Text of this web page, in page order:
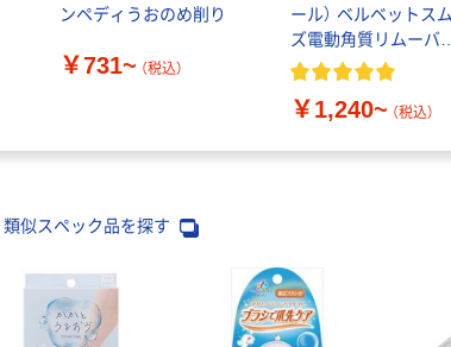
ンペディうおのめ削り
￥731~ （税込）
ール） ベルベットス
ズ電動角質リムーバー
ショールズウェルネス
￥1,240~ （税込）
類似スペック品を探す